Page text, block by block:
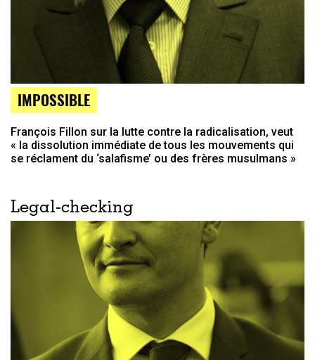
IMPOSSIBLE
François Fillon sur la lutte contre la radicalisation, veut
« la dissolution immédiate de tous les mouvements qui
se réclament du ‘salafisme’ ou des frères musulmans »
Legal-checking